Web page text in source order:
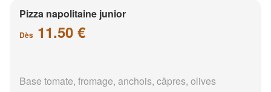
Pizza napolitaine junior
Dès 11.50 €
Base tomate, fromage, anchois, câpres, olives